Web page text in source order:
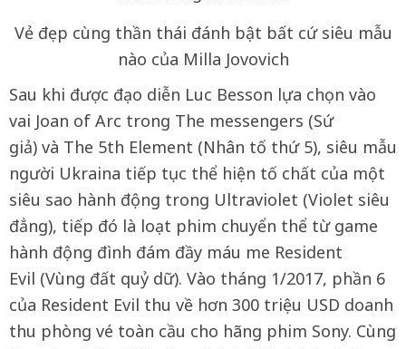
Vẻ đẹp cùng thần thái đánh bật bất cứ siêu mẫu
nào của Milla Jovovich
Sau khi được đạo diễn Luc Besson lựa chọn vào
vai Joan of Arc trong The messengers (Sứ
giả) và The 5th Element (Nhân tố thứ 5), siêu mẫu
người Ukraina tiếp tục thể hiện tố chất của một
siêu sao hành động trong Ultraviolet (Violet siêu
đẳng), tiếp đó là loạt phim chuyển thể từ game
hành động đình đám đầy máu me Resident
Evil (Vùng đất quỷ dữ). Vào tháng 1/2017, phần 6
của Resident Evil thu về hơn 300 triệu USD doanh
thu phòng vé toàn cầu cho hãng phim Sony. Cùng